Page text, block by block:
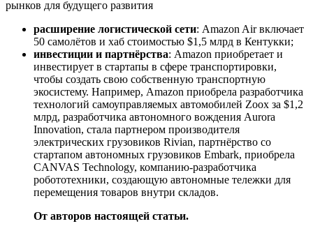
расширение логистической сети: Amazon Air включает
50 самолётов и хаб стоимостью $1,5 млрд в Кентукки;
инвестиции и партнёрства: Amazon приобретает и
инвестирует в стартапы в сфере транспортировки,
чтобы создать свою собственную транспортную
экосистему. Например, Amazon приобрела разработчика
технологий самоуправляемых автомобилей Zoox за $1,2
млрд, разработчика автономного вождения Aurora
Innovation, стала партнером производителя
электрических грузовиков Rivian, партнёрство со
стартапом автономных грузовиков Embark, приобрела
CANVAS Technology, компанию-разработчика
робототехники, создающую автономные тележки для
перемещения товаров внутри складов.
От авторов настоящей статьи.